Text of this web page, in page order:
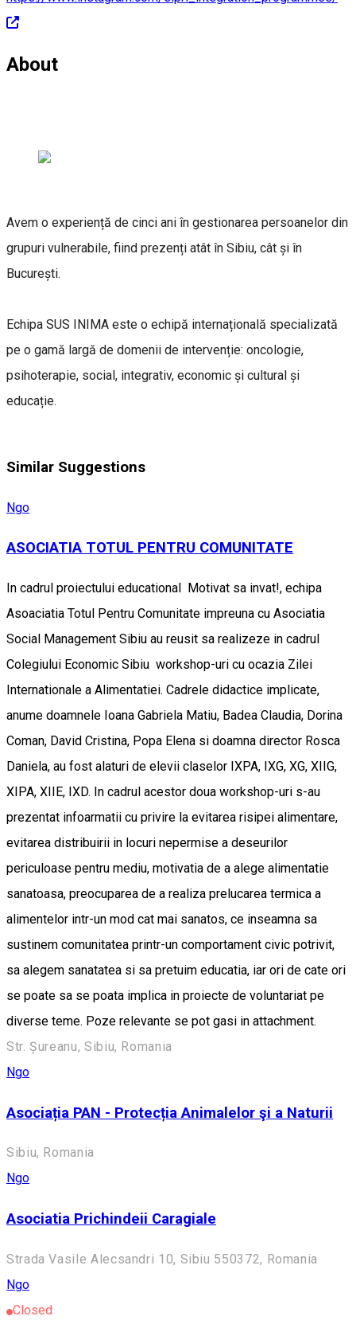
About
Avem o experiență de cinci ani în gestionarea persoanelor din
grupuri vulnerabile, fiind prezenți atât în Sibiu, cât și în
București.
Echipa SUS INIMA este o echipă internațională specializată
pe o gamă largă de domenii de intervenție: oncologie,
psihoterapie, social, integrativ, economic și cultural și
educație.
Similar Suggestions
Ngo
ASOCIATIA TOTUL PENTRU COMUNITATE
In cadrul proiectului educational Motivat sa invat!, echipa
Asoaciatia Totul Pentru Comunitate impreuna cu Asociatia
Social Management Sibiu au reusit sa realizeze in cadrul
Colegiului Economic Sibiu workshop-uri cu ocazia Zilei
Internationale a Alimentatiei. Cadrele didactice implicate,
anume doamnele Ioana Gabriela Matiu, Badea Claudia, Dorina
Coman, David Cristina, Popa Elena si doamna director Rosca
Daniela, au fost alaturi de elevii claselor IXPA, IXG, XG, XIIG,
XIPA, XIIE, IXD. In cadrul acestor doua workshop-uri s-au
prezentat infoarmatii cu privire la evitarea risipei alimentare,
evitarea distribuirii in locuri nepermise a deseurilor
periculoase pentru mediu, motivatia de a alege alimentatie
sanatoasa, preocuparea de a realiza prelucarea termica a
alimentelor intr-un mod cat mai sanatos, ce inseamna sa
sustinem comunitatea printr-un comportament civic potrivit,
sa alegem sanatatea si sa pretuim educatia, iar ori de cate ori
se poate sa se poata implica in proiecte de voluntariat pe
diverse teme. Poze relevante se pot gasi in attachment.
Str. Șureanu, Sibiu, Romania
Ngo
Asociația PAN - Protecția Animalelor şi a Naturii
Sibiu, Romania
Ngo
Asociatia Prichindeii Caragiale
Strada Vasile Alecsandri 10, Sibiu 550372, Romania
Ngo
Closed